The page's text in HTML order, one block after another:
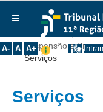
English
Português Español
A- A A+
Institucional
Histórico
Corregedoria
Você está aqui:
Suspensão e
Serviços
Serviços